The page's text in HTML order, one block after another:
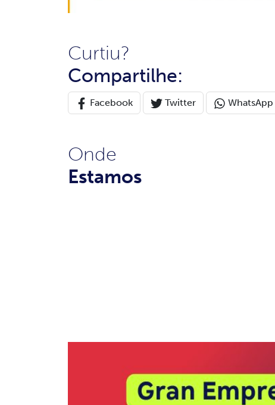
Curtiu?
Compartilhe:
Facebook Twitter WhatsApp
Onde
Estamos